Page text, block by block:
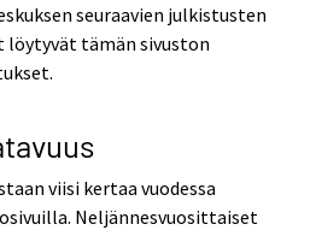
seuraavien julkistusten
tämän sivuston
viisi kertaa vuodessa
Neljännesvuosittaiset